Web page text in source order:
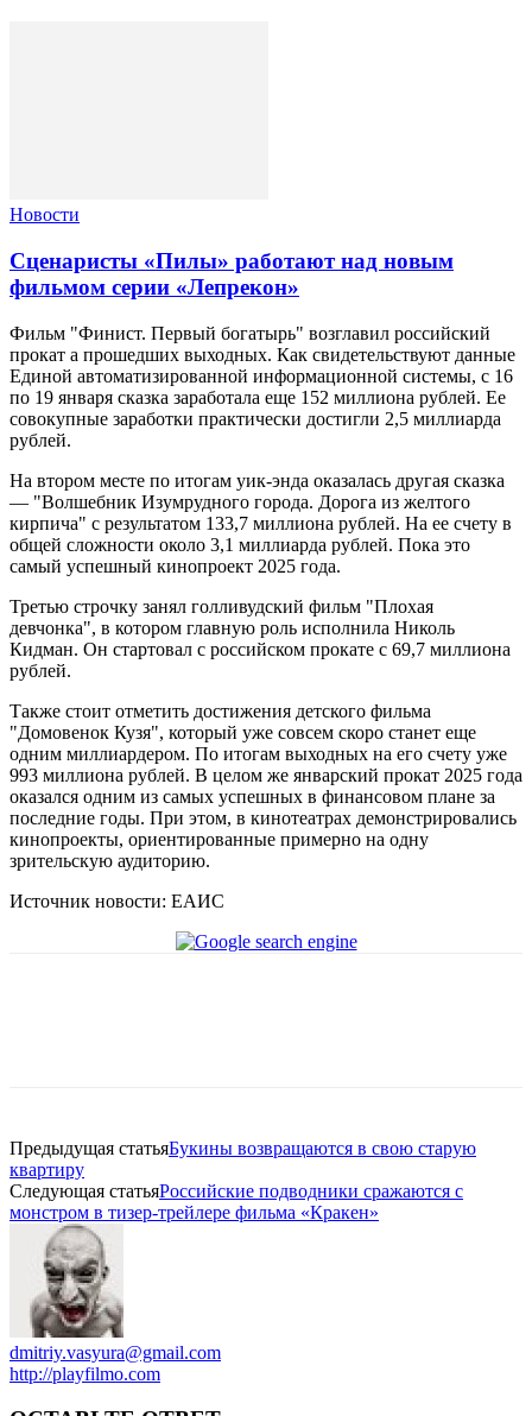
Новости
Сценаристы «Пилы» работают над новым
фильмом серии «Лепрекон»
Фильм "Финист. Первый богатырь" возглавил российский
прокат а прошедших выходных. Как свидетельствуют данные
Единой автоматизированной информационной системы, с 16
по 19 января сказка заработала еще 152 миллиона рублей. Ее
совокупные заработки практически достигли 2,5 миллиарда
рублей.
На втором месте по итогам уик-энда оказалась другая сказка
— "Волшебник Изумрудного города. Дорога из желтого
кирпича" с результатом 133,7 миллиона рублей. На ее счету в
общей сложности около 3,1 миллиарда рублей. Пока это
самый успешный кинопроект 2025 года.
Третью строчку занял голливудский фильм "Плохая
девчонка", в котором главную роль исполнила Николь
Кидман. Он стартовал с российском прокате с 69,7 миллиона
рублей.
Также стоит отметить достижения детского фильма
"Домовенок Кузя", который уже совсем скоро станет еще
одним миллиардером. По итогам выходных на его счету уже
993 миллиона рублей. В целом же январский прокат 2025 года
оказался одним из самых успешных в финансовом плане за
последние годы. При этом, в кинотеатрах демонстрировались
кинопроекты, ориентированные примерно на одну
зрительскую аудиторию.
Источник новости: ЕАИС
Предыдущая статьяБукины возвращаются в свою старую
квартиру
Следующая статьяРоссийские подводники сражаются с
монстром в тизер-трейлере фильма «Кракен»
dmitriy.vasyura@gmail.com
http://playfilmo.com